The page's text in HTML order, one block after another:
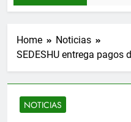
Home
Noticias
SEDESHU entrega pagos
NOTICIAS